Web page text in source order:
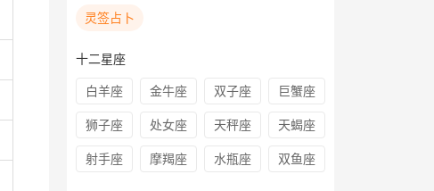
灵签占卜
十二星座
白羊座 金牛座 双子座 巨蟹座
狮子座 处女座 天秤座 天蝎座
射手座 摩羯座 水瓶座 双鱼座